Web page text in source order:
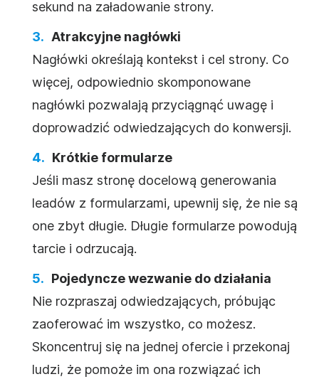
sekund na załadowanie strony.
Atrakcyjne nagłówki
Nagłówki określają kontekst i cel strony. Co
więcej, odpowiednio skomponowane
nagłówki pozwalają przyciągnąć uwagę i
doprowadzić odwiedzających do konwersji.
Krótkie formularze
Jeśli masz stronę docelową generowania
leadów z formularzami, upewnij się, że nie są
one zbyt długie. Długie formularze powodują
tarcie i odrzucają.
Pojedyncze wezwanie do działania
Nie rozpraszaj odwiedzających, próbując
zaoferować im wszystko, co możesz.
Skoncentruj się na jednej ofercie i przekonaj
ludzi, że pomoże im ona rozwiązać ich